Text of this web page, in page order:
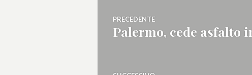
Navigazione
articoli
PRECEDENTE
Articolo
Palermo, cede asfalto